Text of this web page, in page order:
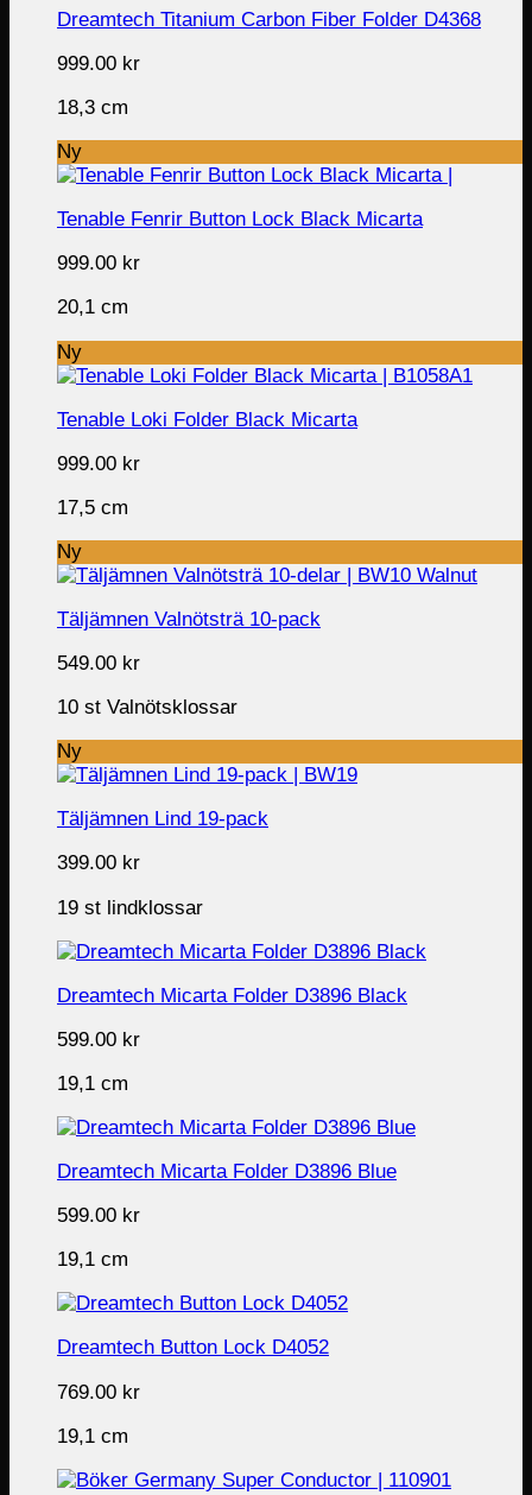
Dreamtech Titanium Carbon Fiber Folder D4368
999.00 kr
18,3 cm
Ny
Tenable Fenrir Button Lock Black Micarta
999.00 kr
20,1 cm
Ny
Tenable Loki Folder Black Micarta
999.00 kr
17,5 cm
Ny
Täljämnen Valnötsträ 10-pack
549.00 kr
10 st Valnötsklossar
Ny
Täljämnen Lind 19-pack
399.00 kr
19 st lindklossar
Dreamtech Micarta Folder D3896 Black
599.00 kr
19,1 cm
Dreamtech Micarta Folder D3896 Blue
599.00 kr
19,1 cm
Dreamtech Button Lock D4052
769.00 kr
19,1 cm